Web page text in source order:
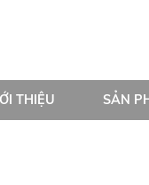
THIỆU SẢN